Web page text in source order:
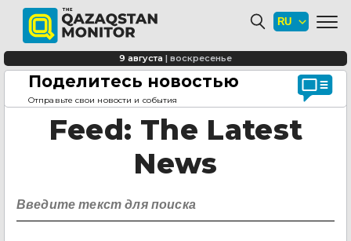
Поделитесь новостью
Отправьте свои новости и события
9 августа | воскресенье
Главная страница
Feed: The Latest
News